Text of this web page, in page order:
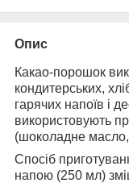
Опис
Какао-порошок
кондитерських,
гарячих напоїв і
використовують
(шоколадне масло,
Спосіб
напою (250 мл)